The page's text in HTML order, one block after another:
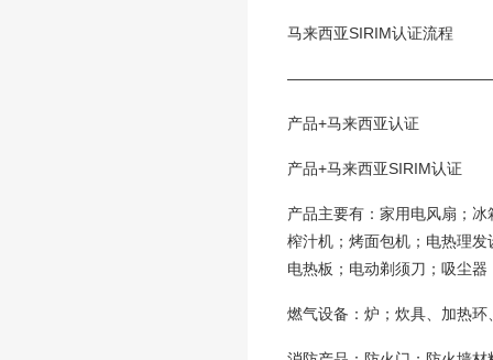
马来西亚SIRIM认证流程
产品+马来西亚认证
产品+马来西亚SIRIM认证
产品主要有：家用电风扇；
榨汁机；烤面包机；电热理
电热板；电动剃须刀；吸尘器
燃气设备：炉；炊具、加热